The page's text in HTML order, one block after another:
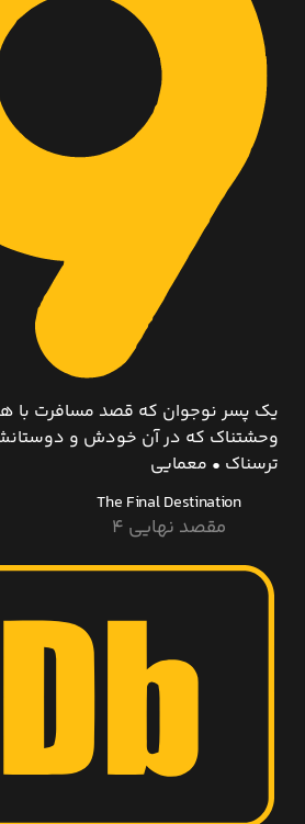
یک پسر نوجوان که قصد مسافرت با
وحشتناک که در آن خودش و
ترسناک • معمایی
The Final Destination
مقصد نهایی ۴